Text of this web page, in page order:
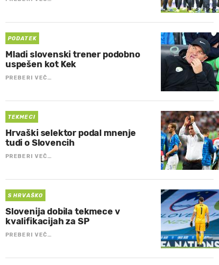
PODATEK
Mladi slovenski trener podobno
uspešen kot Kek
PREBERI VEČ…
TEKMECI
Hrvaški selektor podal mnenje
tudi o Slovencih
PREBERI VEČ…
S HRVAŠKO
Slovenija dobila tekmece v
kvalifikacijah za SP
PREBERI VEČ…